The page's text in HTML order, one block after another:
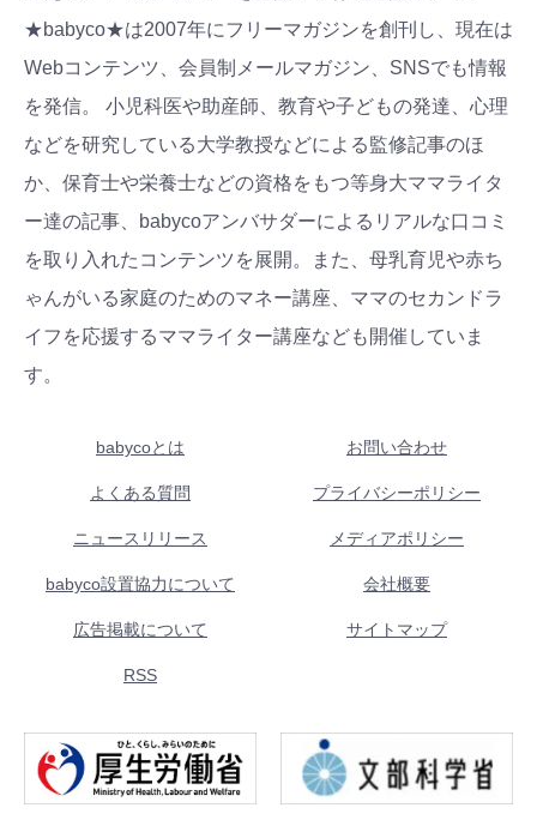
★babyco★は2007年にフリーマガジンを創刊し、現在は
Webコンテンツ、会員制メールマガジン、SNSでも情報
を発信。 小児科医や助産師、教育や子どもの発達、心理
などを研究している大学教授などによる監修記事のほ
か、保育士や栄養士などの資格をもつ等身大ママライタ
ー達の記事、babycoアンバサダーによるリアルな口コミ
を取り入れたコンテンツを展開。また、母乳育児や赤ち
ゃんがいる家庭のためのマネー講座、ママのセカンドラ
イフを応援するママライター講座なども開催していま
す。
babycoとは お問い合わせ
よくある質問 プライバシーポリシー
ニュースリリース メディアポリシー
babyco設置協力について 会社概要
広告掲載について サイトマップ
RSS